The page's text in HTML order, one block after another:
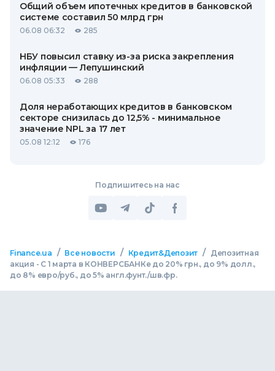
Общий объем ипотечных кредитов в банковской
системе составил 50 млрд грн
06.08 06:32 285
НБУ повысил ставку из-за риска закрепления
инфляции — Лепушинский
06.08 05:33 288
Доля неработающих кредитов в банковском
секторе снизилась до 12,5% - минимальное
значение NPL за 17 лет
05.08 12:12 176
Подпишитесь на нас
Finance.ua / Все новости / Кредит&Депозит /
Депозитная
акция - С 1 марта в КОНВЕРСБАНКе до 20% грн., до 9% долл.,
до 8% евро/руб., до 5% англ.фунт./шв.фр.